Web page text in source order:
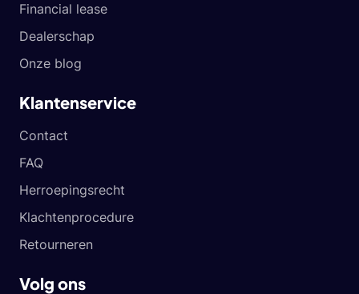
Financial lease
Dealerschap
Onze blog
Klantenservice
Contact
FAQ
Herroepingsrecht
Klachtenprocedure
Retourneren
Volg ons